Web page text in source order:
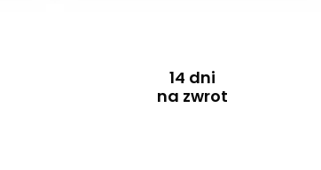
14 dni
na zwrot